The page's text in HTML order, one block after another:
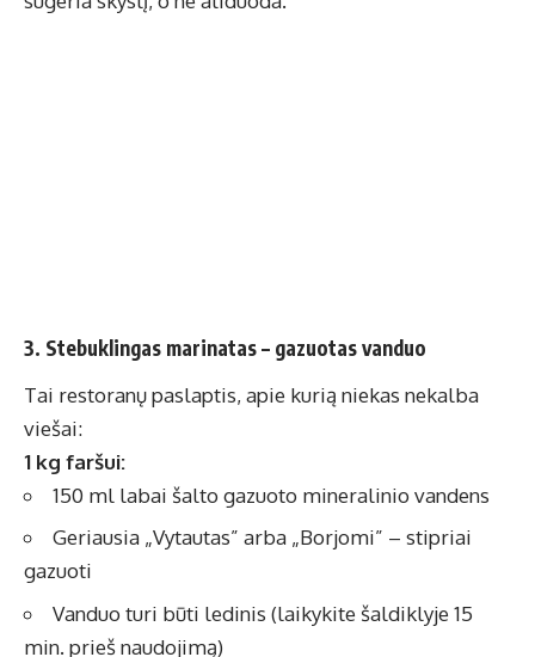
3. Stebuklingas marinatas – gazuotas vanduo
Tai restoranų paslaptis, apie kurią niekas nekalba
viešai:
1 kg faršui:
150 ml labai šalto gazuoto mineralinio vandens
Geriausia „Vytautas” arba „Borjomi” – stipriai
gazuoti
Vanduo turi būti ledinis (laikykite šaldiklyje 15
min. prieš naudojimą)